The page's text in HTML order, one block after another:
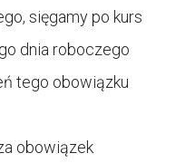
sięgamy po kurs
dnia roboczego
tego obowiązku
obowiązek